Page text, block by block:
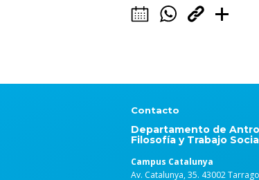
Contacto
Departamento de
Filosofía y Trabajo
Campus Catalunya
Av. Catalunya, 35. 43002